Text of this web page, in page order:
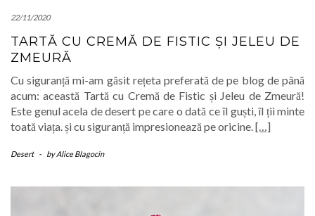
22/11/2020
TARTĂ CU CREMĂ DE FISTIC ȘI JELEU DE
ZMEURĂ
Cu siguranță mi-am găsit rețeta preferată de pe blog de până
acum: această Tartă cu Cremă de Fistic și Jeleu de Zmeură!
Este genul acela de desert pe care o dată ce îl guști, îl ții minte
toată viața. și cu siguranță impresionează pe oricine.[…]
Desert - byAlice Blagocin